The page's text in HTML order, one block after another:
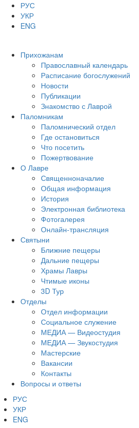
РУС
УКР
ENG
Прихожанам
Православный календарь
Расписание богослужений
Новости
Публикации
Знакомство с Лаврой
Паломникам
Паломнический отдел
Где остановиться
Что посетить
Пожертвование
О Лавре
Священноначалие
Общая информация
История
Электронная библиотека
Фотогалерея
Онлайн-трансляция
Святыни
Ближние пещеры
Дальние пещеры
Храмы Лавры
Чтимые иконы
3D Тур
Отделы
Отдел информации
Социальное служение
МЕДИА — Видеостудия
МЕДИА — Звукостудия
Мастерские
Вакансии
Контакты
Вопросы и ответы
РУС
УКР
ENG